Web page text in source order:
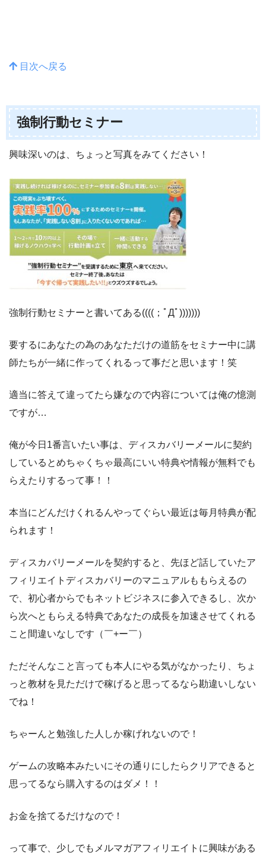
目次へ戻る
強制行動セミナー
興味深いのは、ちょっと写真をみてください！
強制行動セミナーと書いてある((((；ﾟДﾟ)))))))
要するにあなたの為のあなただけの道筋をセミナー中に講
師たちが一緒に作ってくれるって事だと思います！笑
適当に答えて違ってたら嫌なので内容については俺の憶測
ですが…
俺が今日1番言いたい事は、ディスカバリーメールに契約
しているとめちゃくちゃ最高にいい特典や情報が無料でも
らえたりするって事！！
本当にどんだけくれるんやってぐらい最近は毎月特典が配
られます！
ディスカバリーメールを契約すると、先ほど話していたア
フィリエイトディスカバリーのマニュアルももらえるの
で、初心者からでもネットビジネスに参入できるし、次か
ら次へともらえる特典であなたの成長を加速させてくれる
こと間違いなしです（￣+ー￣）
ただそんなこと言っても本人にやる気がなかったり、ちょ
っと教材を見ただけで稼げると思ってるなら勘違いしない
でね！
ちゃーんと勉強した人しか稼げれないので！
ゲームの攻略本みたいにその通りにしたらクリアできると
思ってるなら購入するのはダメ！！
お金を捨てるだけなので！
って事で、少しでもメルマガアフィリエイトに興味がある